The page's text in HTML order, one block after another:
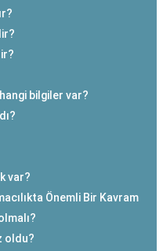
bilgiler var?
var?
Önemli Bir Kavram
oldu?